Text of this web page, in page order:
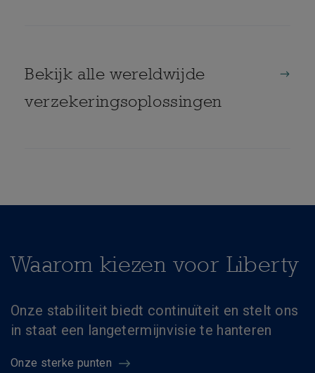
Bekijk alle wereldwijde
verzekeringsoplossingen
Waarom kiezen voor Liberty
Onze stabiliteit biedt continuïteit en stelt ons
in staat een langetermijnvisie te hanteren
Onze sterke punten